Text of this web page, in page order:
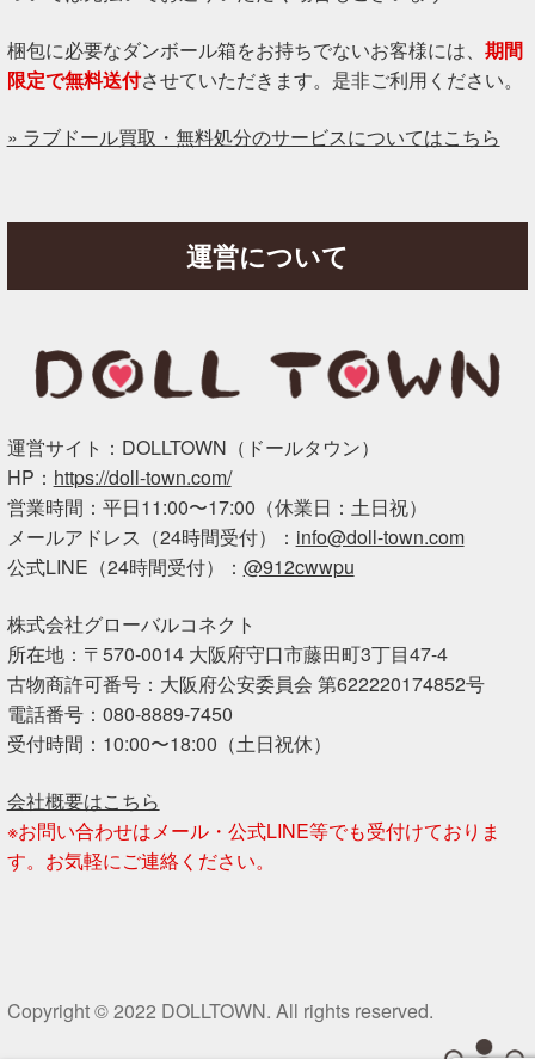
梱包に必要なダンボール箱をお持ちでないお客様には、 期間
限定で無料送付させていただきます。是非ご利用ください。
» ラブドール買取・無料処分のサービスについてはこちら
運営について
運営サイト：DOLLTOWN（ドールタウン）
HP： https://doll-town.com/
営業時間：平日11:00〜17:00（休業日：土日祝）
メールアドレス（24時間受付）： info@doll-town.com
公式LINE（24時間受付）： @912cwwpu
株式会社グローバルコネクト
所在地：〒570-0014 大阪府守口市藤田町3丁目47-4
古物商許可番号：大阪府公安委員会 第622220174852号
電話番号：080-8889-7450
受付時間：10:00〜18:00（土日祝休）
会社概要はこちら
※お問い合わせはメール・公式LINE等でも受付けておりま
す。お気軽にご連絡ください。
Copyright © 2022 DOLLTOWN. All rights reserved.